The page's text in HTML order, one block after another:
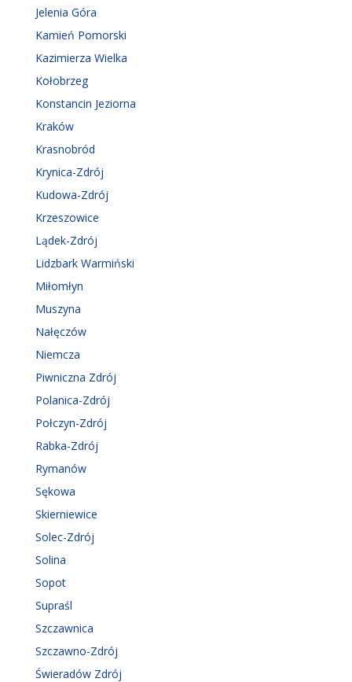
Jelenia Góra
Kamień Pomorski
Kazimierza Wielka
Kołobrzeg
Konstancin Jeziorna
Kraków
Krasnobród
Krynica-Zdrój
Kudowa-Zdrój
Krzeszowice
Lądek-Zdrój
Lidzbark Warmiński
Miłomłyn
Muszyna
Nałęczów
Niemcza
Piwniczna Zdrój
Polanica-Zdrój
Połczyn-Zdrój
Rabka-Zdrój
Rymanów
Sękowa
Skierniewice
Solec-Zdrój
Solina
Sopot
Supraśl
Szczawnica
Szczawno-Zdrój
Świeradów Zdrój